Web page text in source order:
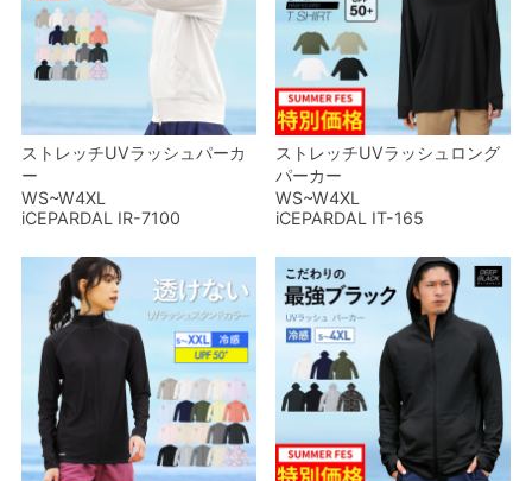
ストレッチUVラッシュパーカ
ー
WS~W4XL
iCEPARDAL IR-7100
ストレッチUVラッシュロング
パーカー
WS~W4XL
iCEPARDAL IT-165